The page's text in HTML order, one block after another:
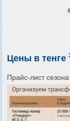
Цены в тенге
Прайс-лист